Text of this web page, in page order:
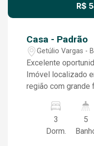
R$
Casa - Padrão
Getúlio Vargas -
Excelente
Imóvel localizado
região com grande
clínica estética,
profissionais, entre
possui ótima
3
Dorm.
5